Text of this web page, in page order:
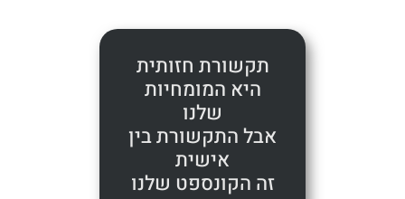
תקשורת חזותית
היא המומחיות
שלנו
אבל התקשורת בין
אישית
זה הקונספט שלנו